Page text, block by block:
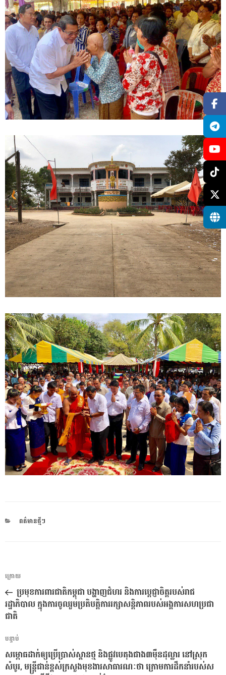
CATEGORIES
ពត៌មានថ្មីៗ
ការ​
នាំទិស​
ប្រកាស
អត្ថបទ
មុន
ក្រោយ
ប្រមុខការពារជាតិកម្ពុជា បង្ហាញជំហរ និងការប្តេជ្ញាចិត្តរបស់រាជ
រដ្ឋាភិបាល ក្នុងការចូលរួមប្រតិបត្តិការរក្សាសន្តិភាពរបស់អង្គការសហប្រជា
ជាតិ
អត្ថបទ
បន្ទាប់
បន្ទាប់
សម្ភោធដាក់ឲ្យប្រើប្រាស់ស្ពានថ្ម និងផ្លូវបេតុងជាង៣ម៉ឺនដុល្លារ នៅស្រុក
សំបូរ, មន្រ្តីជាន់ខ្ពស់ក្រសួងមុខងារសាធារណៈថា ក្រោមការដឹកនាំរបស់ស